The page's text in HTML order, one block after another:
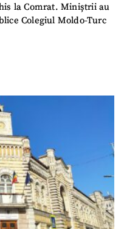
la Comrat. Miniștrii au
Colegiul Moldo-Turc